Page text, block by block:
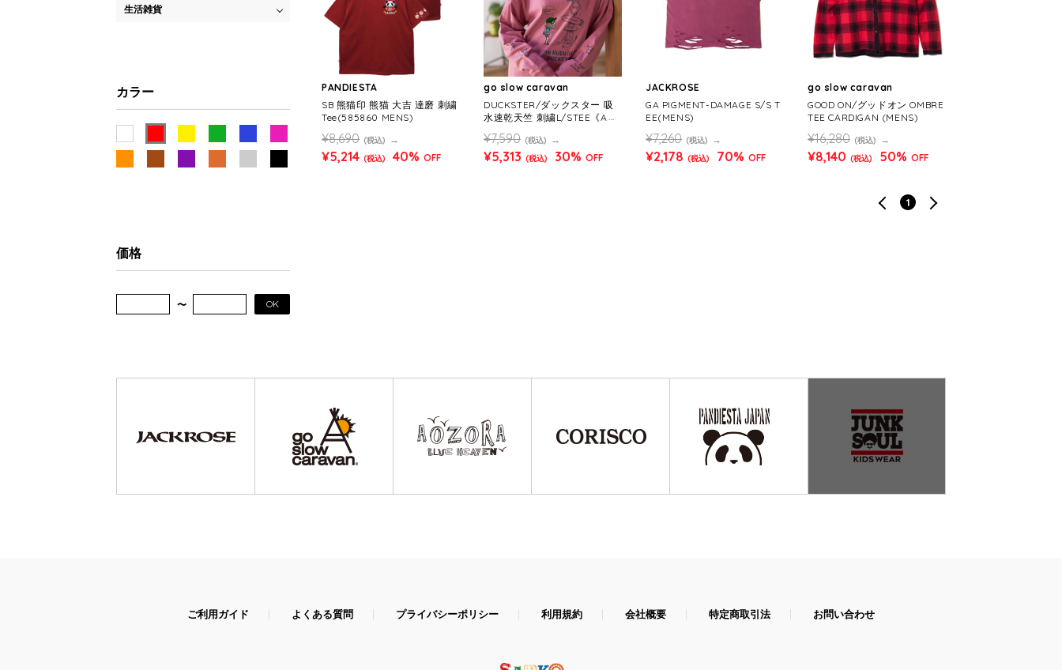
PANDIESTA
SB 熊猫印 熊猫 大吉 達磨 刺繍
Tee(585860 MENS)
¥8,690 (税込)
¥5,214 (税込) 40% OFF
go slow caravan
DUCKSTER/ダックスター 吸
水速乾天竺 刺繍L/STEE《AN
¥7,590 (税込)
¥5,313 (税込) 30% OFF
JACKROSE
GA PIGMENT-DAMAGE S/S T
EE(MENS)
¥7,260 (税込)
¥2,178 (税込) 70% OFF
go slow caravan
GOOD ON/グッドオン OMBRE
TEE CARDIGAN (MENS)
¥16,280 (税込)
¥8,140 (税込) 50% OFF
1
生活雑貨
カラー
価格
OK
ご利用ガイド よくある質問 プライバシーポリシー 利用規約 会社概要 特定商取引法 お問い合わせ